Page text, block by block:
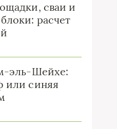
сваи и
расчет
эль-Шейхе:
или синяя